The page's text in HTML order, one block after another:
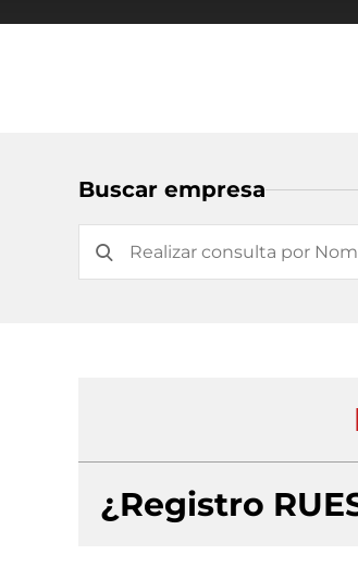
Buscar empresa
¿Registro